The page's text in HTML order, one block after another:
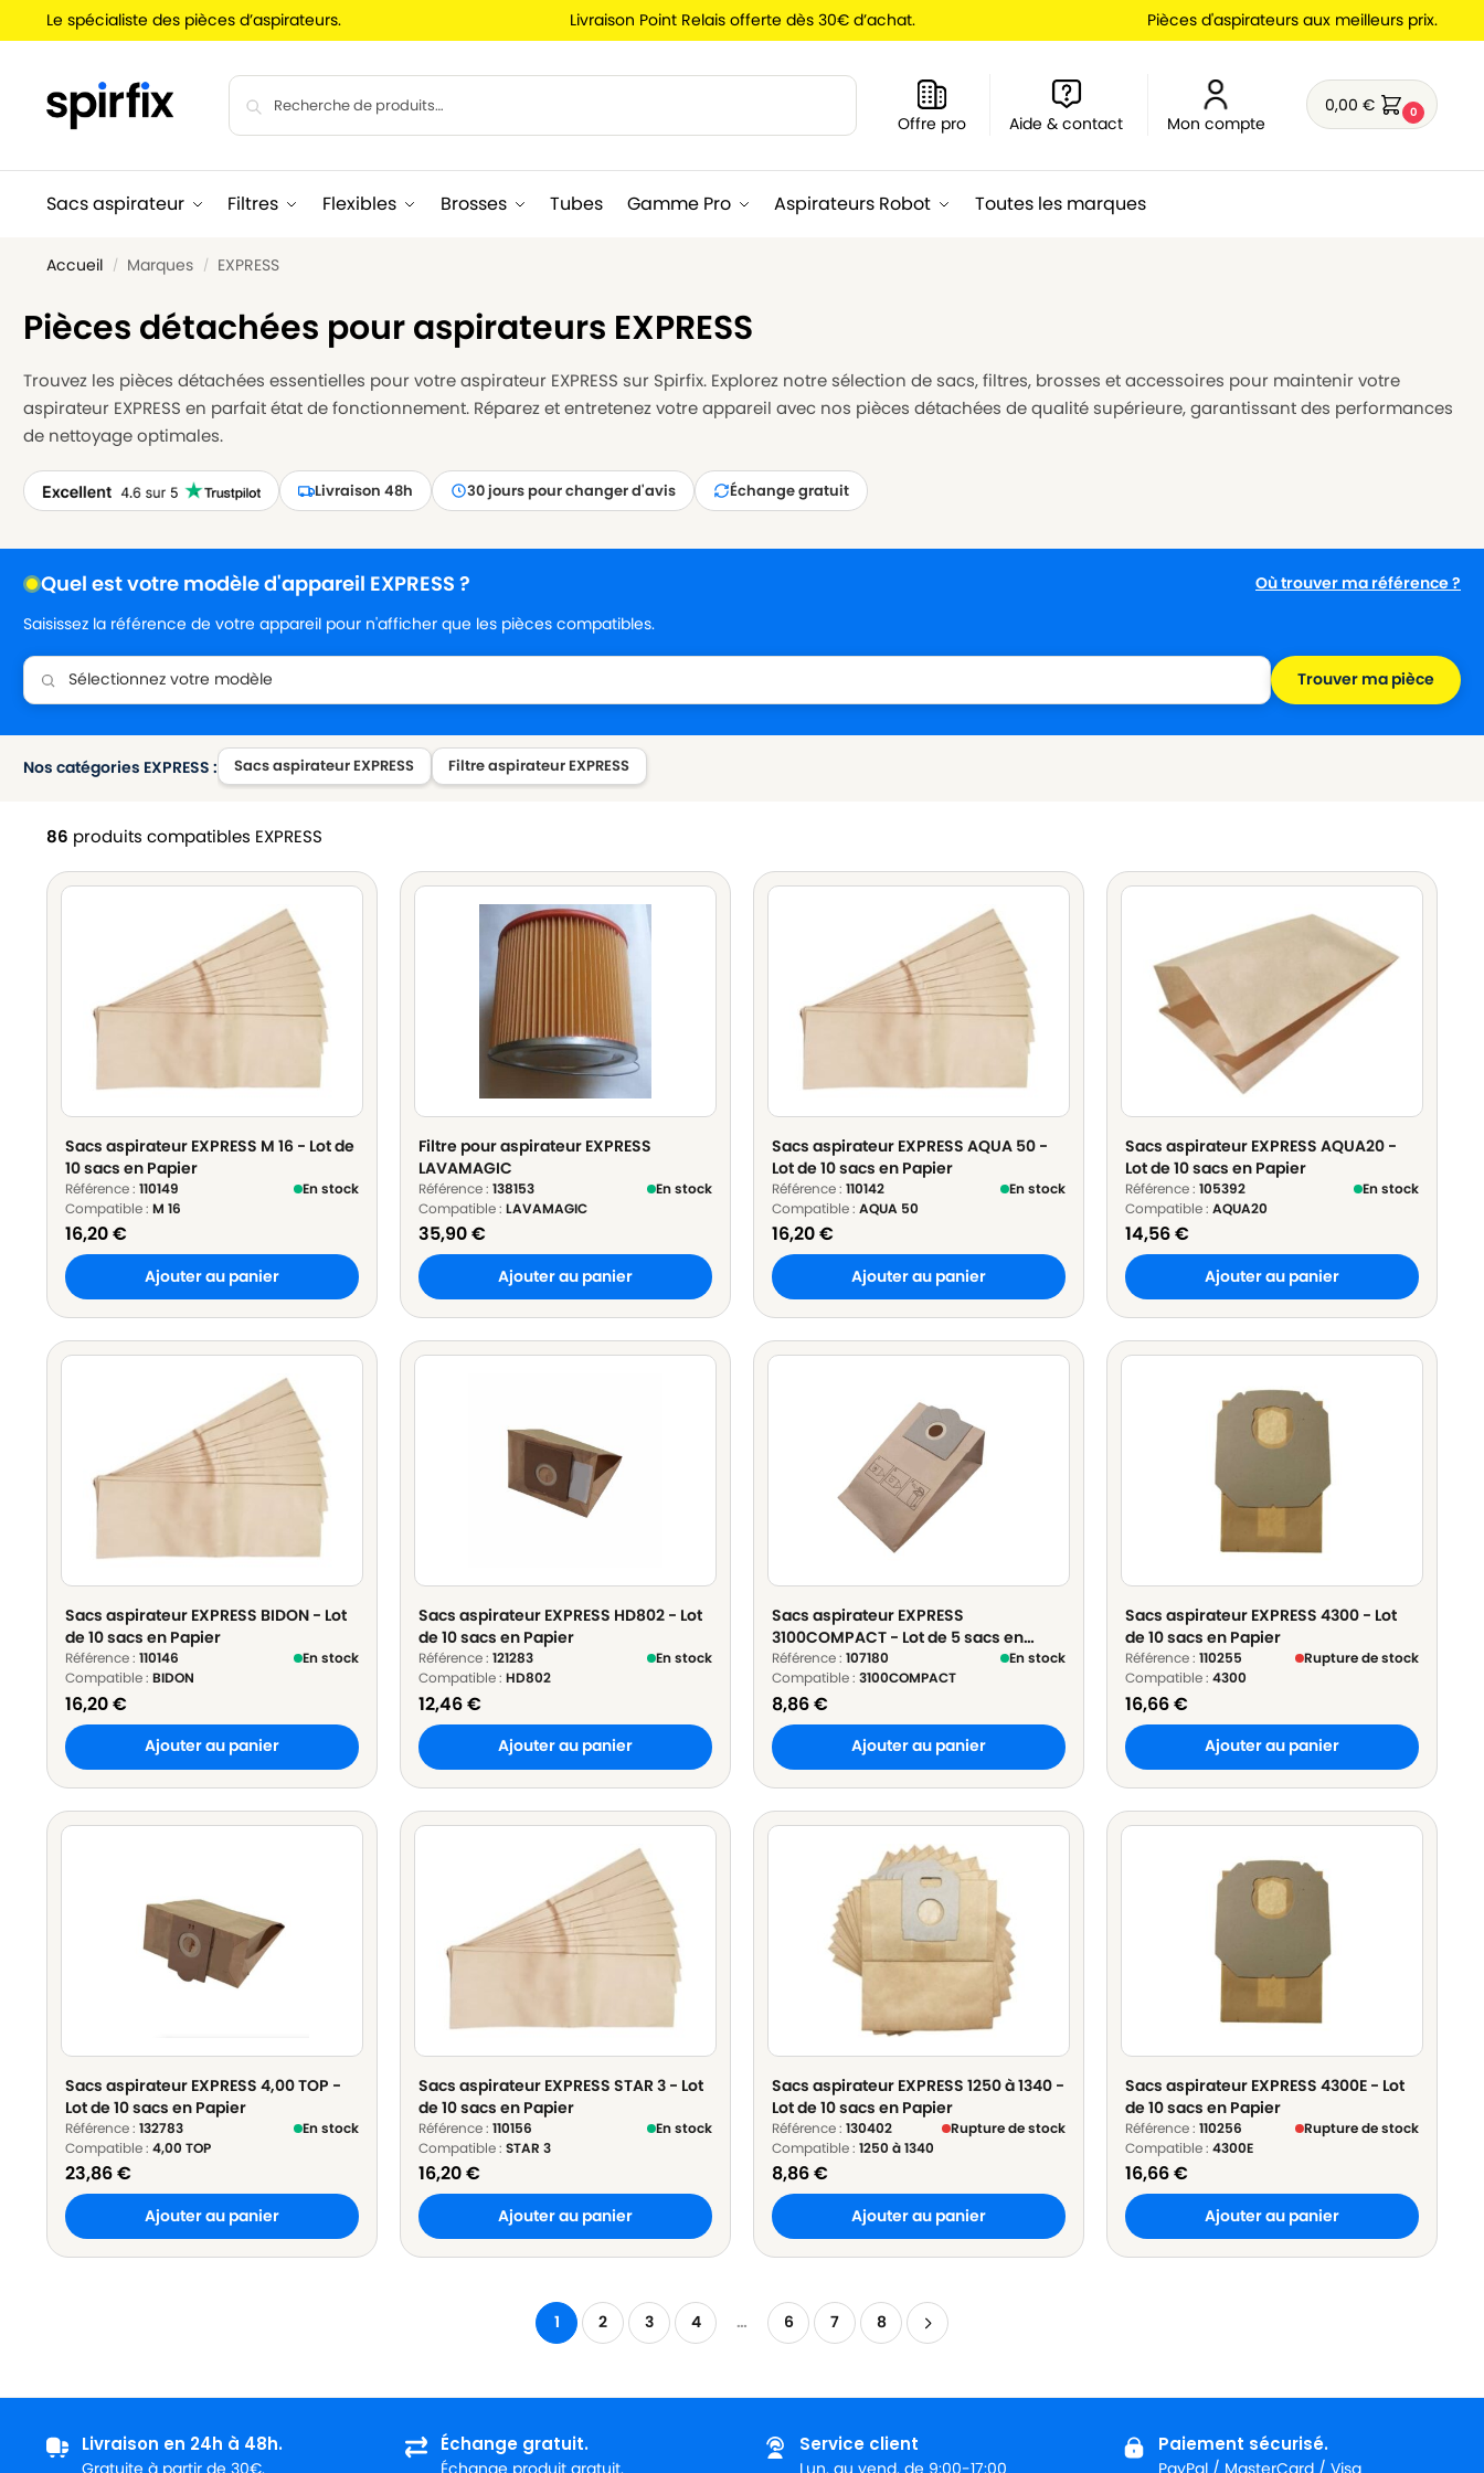
Le spécialiste des pièces d’aspirateurs. Livraison Point Relais offerte dès 30€ d’achat. Pièces d'aspirateurs aux meilleurs prix.
Offre pro Aide & contact Mon compte
0,00€ 0
Sacs aspirateur Filtres Flexibles Brosses Tubes Gamme Pro Aspirateurs Robot Toutes les marques
Accueil / Marques / EXPRESS
Pièces détachées pour aspirateurs EXPRESS
Trouvez les pièces détachées essentielles pour votre aspirateur EXPRESS sur Spirfix. Explorez notre sélection de sacs, filtres, brosses et accessoires pour maintenir votre
aspirateur EXPRESS en parfait état de fonctionnement. Réparez et entretenez votre appareil avec nos pièces détachées de qualité supérieure, garantissant des performances
de nettoyage optimales.
Livraison 48h 30 jours pour changer d'avis Échange gratuit
Quel est votre modèle d'appareil EXPRESS ?
Où trouver ma référence ?
Saisissez la référence de votre appareil pour n'afficher que les pièces compatibles.
Trouver ma pièce
Nos catégories EXPRESS : Sacs aspirateur EXPRESS Filtre aspirateur EXPRESS
86 produits compatibles EXPRESS
Sacs aspirateur EXPRESS M 16 - Lot de
10 sacs en Papier
Référence : 110149
En stock
Compatible : M 16
16,20€
Ajouter au panier
Filtre pour aspirateur EXPRESS
LAVAMAGIC
Référence : 138153
En stock
Compatible : LAVAMAGIC
35,90€
Ajouter au panier
Sacs aspirateur EXPRESS AQUA 50 -
Lot de 10 sacs en Papier
Référence : 110142
En stock
Compatible : AQUA 50
16,20€
Ajouter au panier
Sacs aspirateur EXPRESS AQUA20 -
Lot de 10 sacs en Papier
Référence :105392
En stock
Compatible :AQUA20
14,56€
Ajouter au panier
Sacs aspirateur EXPRESS BIDON - Lot
de 10 sacs en Papier
Référence : 110146
En stock
Compatible : BIDON
16,20€
Ajouter au panier
Sacs aspirateur EXPRESS HD802 - Lot
de 10 sacs en Papier
Référence : 121283
En stock
Compatible : HD802
12,46€
Ajouter au panier
Sacs aspirateur EXPRESS
3100COMPACT - Lot de 5 sacs en
Papier
Référence : 107180
En stock
Compatible : 3100COMPACT
8,86€
Ajouter au panier
Sacs aspirateur EXPRESS 4300 - Lot
de 10 sacs en Papier
Référence :110255
Rupture de stock
Compatible :4300
16,66€
Ajouter au panier
Sacs aspirateur EXPRESS 4,00 TOP -
Lot de 10 sacs en Papier
Référence : 132783
En stock
Compatible : 4,00 TOP
23,86€
Ajouter au panier
Sacs aspirateur EXPRESS STAR 3 - Lot
de 10 sacs en Papier
Référence : 110156
En stock
Compatible : STAR 3
16,20€
Ajouter au panier
Sacs aspirateur EXPRESS 1250 à 1340 -
Lot de 10 sacs en Papier
Référence : 130402
Rupture de stock
Compatible : 1250 à 1340
8,86€
Ajouter au panier
Sacs aspirateur EXPRESS 4300E - Lot
de 10 sacs en Papier
Référence :110256
Rupture de stock
Compatible :4300E
16,66€
Ajouter au panier
1 2 3 4 … 6 7 8
Livraison en 24h à 48h.
Gratuite à partir de 30€.
Échange gratuit.
Échange produit gratuit.
Service client
Lun. au vend. de 9:00-17:00
Paiement sécurisé.
PayPal / MasterCard / Visa